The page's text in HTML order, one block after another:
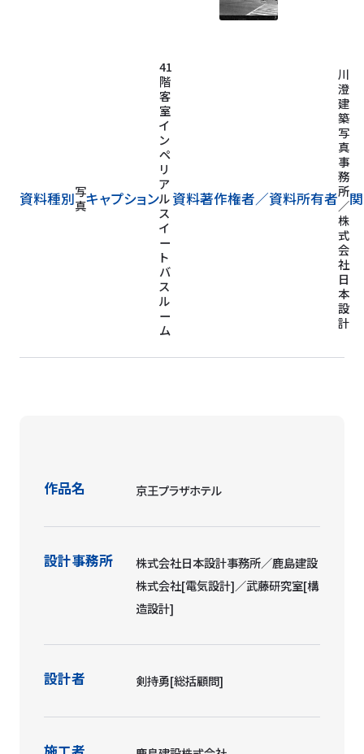
資料種別写
真キャプション
41
階
客
室
イ
ン
ペ
リ
ア
ル
ス
イ
ー
ト
バ
ス
ル
ー
ム
資料著作権者／資料所有者
川
澄
建
築
写
真
事
務
所
／
株
式
会
社
日
本
設
計
作品名 京王プラザホテル
設計事務所
株式会社日本設計事務所／鹿島建設
株式会社[電気設計]／武藤研究室[構
造設計]
設計者 剣持勇[総括顧問]